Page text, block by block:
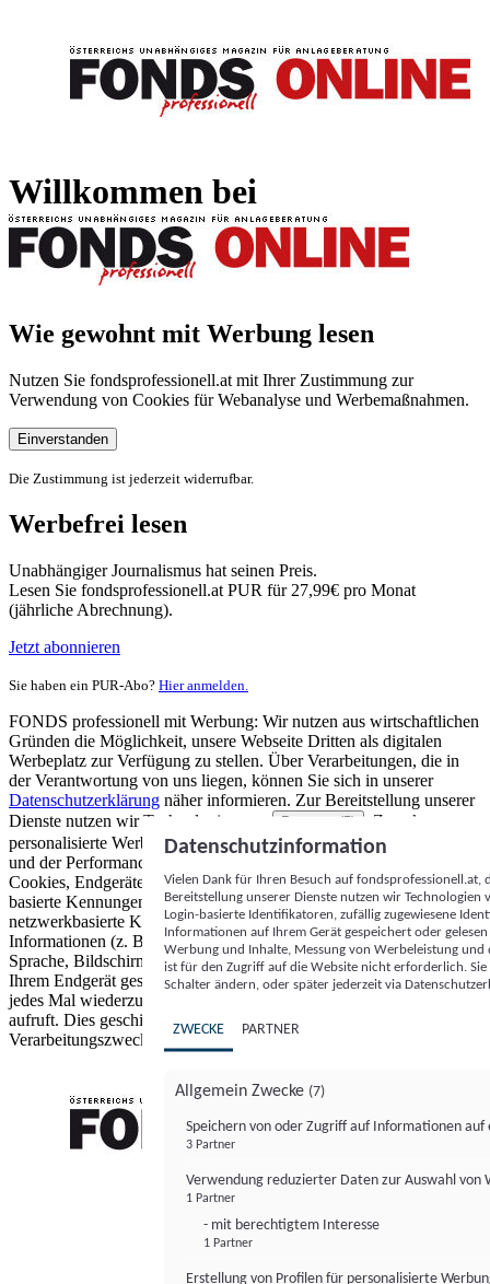
Willkommen bei
Wie gewohnt mit Werbung lesen
Nutzen Sie fondsprofessionell.at mit Ihrer Zustimmung zur
Verwendung von Cookies für Webanalyse und Werbemaßnahmen.
Einverstanden
Die Zustimmung ist jederzeit widerrufbar.
Werbefrei lesen
Unabhängiger Journalismus hat seinen Preis.
Lesen Sie fondsprofessionell.at PUR für 27,99€ pro Monat
(jährliche Abrechnung).
Jetzt abonnieren
Sie haben ein PUR-Abo? Hier anmelden.
FONDS professionell mit Werbung: Wir nutzen aus wirtschaftlichen
Gründen die Möglichkeit, unsere Webseite Dritten als digitalen
Werbeplatz zur Verfügung zu stellen. Über Verarbeitungen, die in
der Verantwortung von uns liegen, können Sie sich in unserer
Datenschutzerklärung näher informieren. Zur Bereitstellung unserer
Dienste nutzen wir Technologien von
Partnern (5)
. Zwecke:
personalisierte Werbung und Inhalte, Messung von Werbeleistung
und der Performance von Inhalten sowie Zielgruppenforschung.
Cookies, Endgeräte- oder ähnliche Online-Kennungen (z. B. login-
basierte Kennungen, zufällig generierte Kennungen,
netzwerkbasierte Kennungen) können zusammen mit anderen
Informationen (z. B. Browsertyp und Browserinformationen,
Sprache, Bildschirmgröße, unterstützte Technologien usw.) auf
Ihrem Endgerät gespeichert oder von dort ausgelesen werden, um es
jedes Mal wiederzuerkennen, wenn es eine App oder einer Webseite
aufruft. Dies geschieht für einen oder mehrere der hier aufgeführten
Verarbeitungszwecke.
Datenschutzinformation
Vielen Dank für Ihren Besuch auf
Bereitstellung unserer Dienste nutzen wir Technologien
Login-basierte Identifikatoren, zufällig zugewiesene
Informationen auf Ihrem Gerät gespeichert oder
Werbung und Inhalte, Messung von Werbeleistung
ist für den Zugriff auf die Website nicht erforderlich.
Schalter ändern, oder später jederzeit via
ZWECKE PARTNER
Allgemein Zwecke (7)
Speichern von oder Zugriff auf Informationen auf
3 Partner
Verwendung reduzierter Daten zur Auswahl von
1 Partner
- mit berechtigtem Interesse
1 Partner
Erstellung von Profilen für personalisierte
FONDS professionell